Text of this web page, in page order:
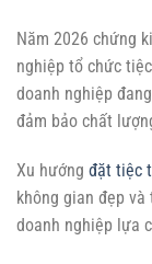
Năm 2026 chứng
nghiệp tổ chức
doanh nghiệp
đảm bảo chất
Xu hướng đặt tiệc
không gian đẹp
doanh nghiệp lựa